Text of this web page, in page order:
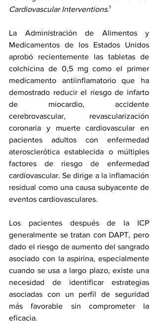
Cardiovascular Interventions.¹
La Administración de Alimentos y
aprobó recientemente las tabletas de
colchicina de 0,5 mg como el primer
medicamento antiinflamatorio que ha
demostrado reducir el riesgo de infarto
de miocardio, accidente
cerebrovascular, revascularización
coronaria y muerte cardiovascular en
pacientes adultos con enfermedad
aterosclerótica establecida o múltiples
factores de riesgo de enfermedad
cardiovascular. Se dirige a la inflamación
residual como una causa subyacente de
eventos cardiovasculares.
Los pacientes después de la ICP
generalmente se tratan con DAPT, pero
dado el riesgo de aumento del sangrado
asociado con la aspirina, especialmente
cuando se usa a largo plazo, existe una
necesidad de identificar estrategias
asociadas con un perfil de seguridad
más favorable sin comprometer la
eficacia.